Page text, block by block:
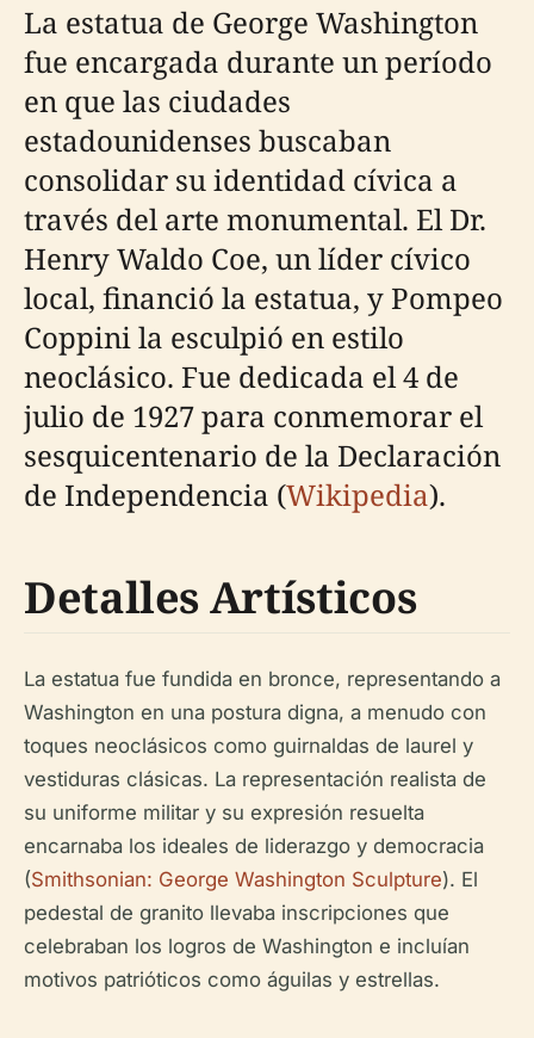
La estatua de George Washington
fue encargada durante un período
en que las ciudades
estadounidenses buscaban
consolidar su identidad cívica a
través del arte monumental. El Dr.
Henry Waldo Coe, un líder cívico
local, financió la estatua, y Pompeo
Coppini la esculpió en estilo
neoclásico. Fue dedicada el 4 de
julio de 1927 para conmemorar el
sesquicentenario de la Declaración
de Independencia (Wikipedia).
Detalles Artísticos
La estatua fue fundida en bronce, representando a
Washington en una postura digna, a menudo con
toques neoclásicos como guirnaldas de laurel y
vestiduras clásicas. La representación realista de
su uniforme militar y su expresión resuelta
encarnaba los ideales de liderazgo y democracia
(Smithsonian: George Washington Sculpture). El
pedestal de granito llevaba inscripciones que
celebraban los logros de Washington e incluían
motivos patrióticos como águilas y estrellas.